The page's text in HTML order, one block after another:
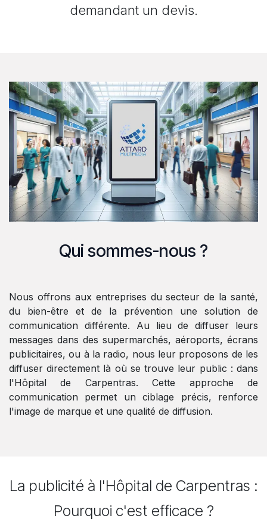
demandant un devis.
Qui sommes-nous ?
Nous offrons aux entreprises du secteur de la santé,
du bien-être et de la prévention une solution de
communication différente. Au lieu de diffuser leurs
messages dans des supermarchés, aéroports, écrans
publicitaires, ou à la radio, nous leur proposons de les
diffuser directement là où se trouve leur public : dans
l'Hôpital de Carpentras. Cette approche de
communication permet un ciblage précis, renforce
l'image de marque et une qualité de diffusion.
La publicité à l'Hôpital de Carpentras :
Pourquoi c'est efficace ?